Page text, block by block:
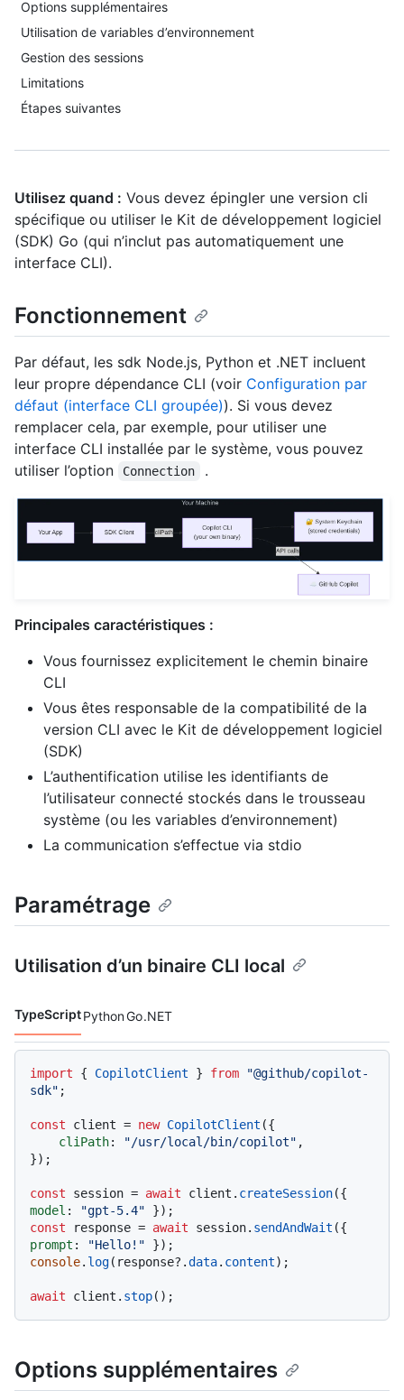
Options supplémentaires
Utilisation de variables d’environnement
Gestion des sessions
Limitations
Étapes suivantes
Utilisez quand : Vous devez épingler une version cli
spécifique ou utiliser le Kit de développement logiciel
(SDK) Go (qui n’inclut pas automatiquement une
interface CLI).
Fonctionnement
Par défaut, les sdk Node.js, Python et .NET incluent
leur propre dépendance CLI (voir Configuration par
défaut (interface CLI groupée)). Si vous devez
remplacer cela, par exemple, pour utiliser une
interface CLI installée par le système, vous pouvez
utiliser l’option
Connection .
Principales caractéristiques :
Vous fournissez explicitement le chemin binaire
CLI
Vous êtes responsable de la compatibilité de la
version CLI avec le Kit de développement logiciel
(SDK)
L’authentification utilise les identifiants de
l’utilisateur connecté stockés dans le trousseau
système (ou les variables d’environnement)
La communication s’effectue via stdio
Paramétrage
Utilisation d’un binaire CLI local
Langages de code navigation
TypeScriptPythonGo.NET
import { CopilotClient } from
"@github/copilot-
sdk" ;
const client = new CopilotClient ({
cliPath: "/usr/local/bin/copilot" ,
});
const session = await client. createSession
model : "gpt-5.4"
const response = await session. sendAndWait
prompt : "Hello!"
console. log(response?.data. content);
await client. stop
Options supplémentaires